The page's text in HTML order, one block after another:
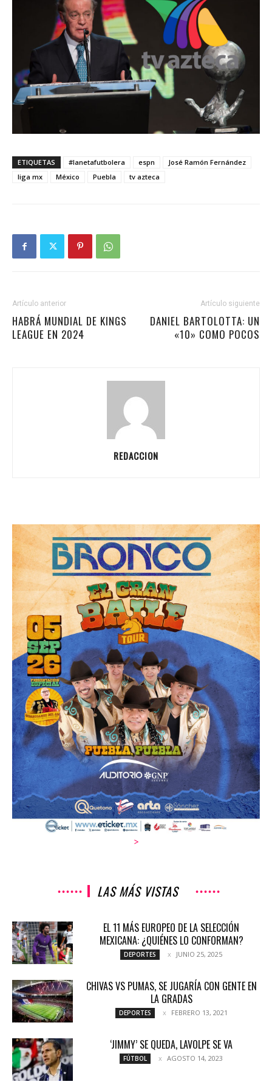
ETIQUETAS #lanetafutbolera espn
José Ramón Fernández
liga mx
México Puebla tv azteca
Artículo anterior
HABRÁ MUNDIAL DE KINGS
LEAGUE EN 2024
Artículo siguiente
DANIEL BARTOLOTTA: UN
«10» COMO POCOS
REDACCION
>
LAS MÁS VISTAS
EL 11 MÁS EUROPEO DE LA SELECCIÓN
MEXICANA: ¿QUIÉNES LO CONFORMAN?
DEPORTES JUNIO 25, 2025
CHIVAS VS PUMAS, SE JUGARÍA CON GENTE EN
LA GRADAS
DEPORTES FEBRERO 13, 2021
‘JIMMY’ SE QUEDA, LAVOLPE SE VA
FÚTBOL AGOSTO 14, 2023